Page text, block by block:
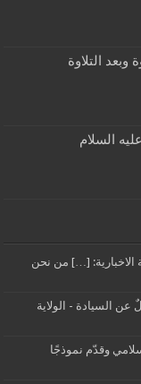
وبعد التلاوة
السلام
الاخبارية: […] من نحن
السيادة - الولاية
وقدّم نموذجًا